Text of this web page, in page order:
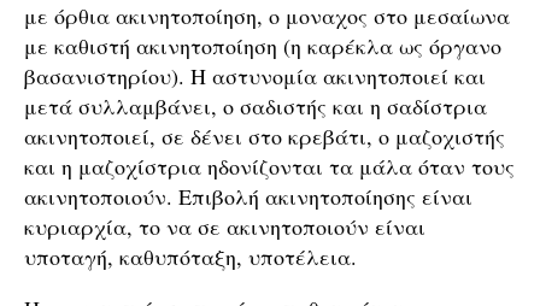
με όρθια ακινητοποίηση, ο μοναχος στο μεσαίωνα
με καθιστή ακινητοποίηση (η καρέκλα ως όργανο
βασανιστηρίου). Η αστυνομία ακινητοποιεί και
μετά συλλαμβάνει, ο σαδιστής και η σαδίστρια
ακινητοποιεί, σε δένει στο κρεβάτι, ο μαζοχιστής
και η μαζοχίστρια ηδονίζονται τα μάλα όταν τους
ακινητοποιούν. Επιβολή ακινητοποίησης είναι
κυριαρχία, το να σε ακινητοποιούν είναι
υποταγή, καθυπόταξη, υποτέλεια.